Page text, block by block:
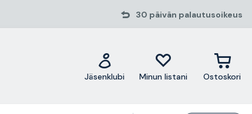
30 päivän palautusoikeus
Jäsenklubi Minun listani Ostoskori